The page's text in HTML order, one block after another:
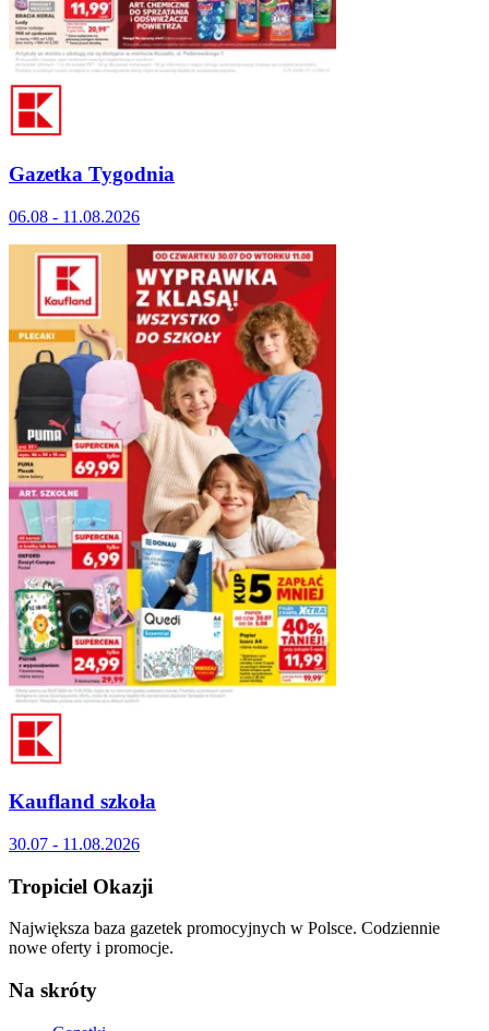
Gazetka Tygodnia
06.08 - 11.08.2026
Kaufland szkoła
30.07 - 11.08.2026
Tropiciel Okazji
Największa baza gazetek promocyjnych w Polsce. Codziennie
nowe oferty i promocje.
Na skróty